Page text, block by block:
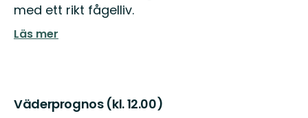
med ett rikt fågelliv.
Läs mer
Väderprognos (kl. 12.00)